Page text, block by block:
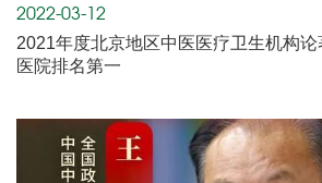
2022-03-12
2021年度北京地区中医医疗卫生机构
医院排名第一